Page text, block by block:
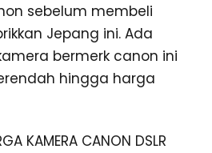
sebelum membeli
Jepang ini. Ada
bermerk canon ini
hingga harga
KAMERA CANON DSLR